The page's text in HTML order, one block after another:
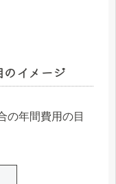
イメージ
の年間費用の目